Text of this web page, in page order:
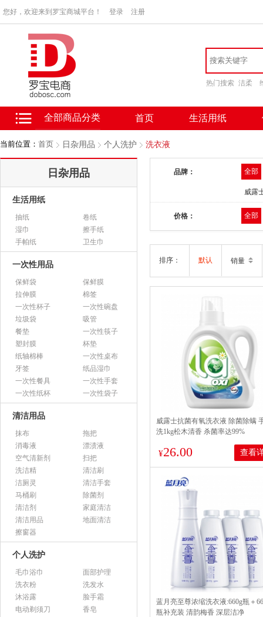
您好，欢迎来到罗宝商城平台！ 登录 注册
热门搜索 洁柔
全部商品分类 首页 生活用纸
当前位置： 首页 日杂用品 个人洗护 洗衣液
日杂用品
生活用纸
抽纸
卷纸
湿巾
擦手纸
手帕纸
卫生巾
一次性用品
保鲜袋
保鲜膜
拉伸膜
棉签
一次性杯子
一次性碗盘
垃圾袋
吸管
餐垫
一次性筷子
塑封膜
杯垫
纸轴棉棒
一次性桌布
牙签
纸品湿巾
一次性餐具
一次性手套
一次性纸杯
一次性袋子
清洁用品
抹布
拖把
消毒液
漂渍液
空气清新剂
扫把
洗洁精
清洁刷
洁厕灵
清洁手套
马桶刷
除菌剂
清洁剂
家庭清洁
清洁用品
地面清洁
擦窗器
个人洗护
毛巾浴巾
面部护理
洗衣粉
洗发水
沐浴露
脸手霜
电动剃须刀
香皂
品牌： 全部
威露
价格： 全部
排序： 默认 销量
威露士抗菌有氧洗衣液 除菌除螨
洗1kg松木清香 杀菌率达99%
¥26.00 查看
蓝月亮至尊浓缩洗衣液:660g瓶＋
瓶补充装 清韵梅香 深层洁净